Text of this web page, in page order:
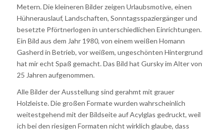
Metern. Die kleineren Bilder zeigen Urlaubsmotive, einen
Hühnerauslauf, Landschaften, Sonntagsspaziergänger und
besetzte Pförtnerlogen in unterschiedlichen Einrichtungen.
Ein Bild aus dem Jahr 1980, von einem weißen Homann
Gasherd in Betrieb, vor weißem, ungeschönten Hintergrund
hat mir echt Spaß gemacht. Das Bild hat Gursky im Alter von
25 Jahren aufgenommen.
Alle Bilder der Ausstellung sind gerahmt mit grauer
Holzleiste. Die großen Formate wurden wahrscheinlich
weitestgehend mit der Bildseite auf Acylglas gedruckt, weil
ich bei den riesigen Formaten nicht wirklich glaube, dass